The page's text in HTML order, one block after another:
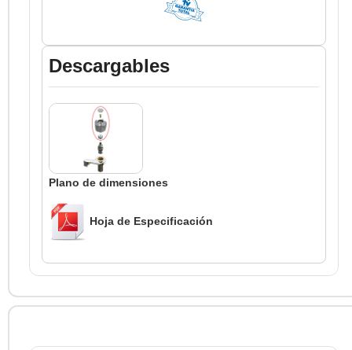
Descargables
Plano de dimensiones
Hoja de Especificación